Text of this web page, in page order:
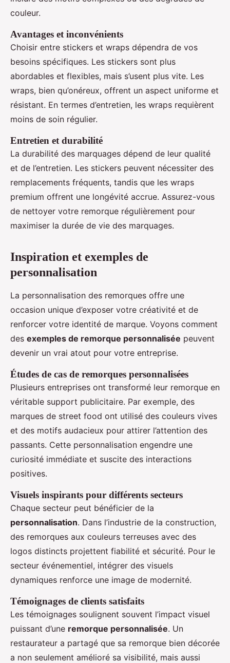
couleur.
Avantages et inconvénients
Choisir entre stickers et wraps dépendra de vos
besoins spécifiques. Les stickers sont plus
abordables et flexibles, mais s’usent plus vite. Les
wraps, bien qu’onéreux, offrent un aspect uniforme et
résistant. En termes d’entretien, les wraps requièrent
moins de soin régulier.
Entretien et durabilité
La durabilité des marquages dépend de leur qualité
et de l’entretien. Les stickers peuvent nécessiter des
remplacements fréquents, tandis que les wraps
premium offrent une longévité accrue. Assurez-vous
de nettoyer votre remorque régulièrement pour
maximiser la durée de vie des marquages.
Inspiration et exemples de
personnalisation
La personnalisation des remorques offre une
occasion unique d’exposer votre créativité et de
renforcer votre identité de marque. Voyons comment
des exemples de remorque personnalisée peuvent
devenir un vrai atout pour votre entreprise.
Études de cas de remorques personnalisées
Plusieurs entreprises ont transformé leur remorque en
véritable support publicitaire. Par exemple, des
marques de street food ont utilisé des couleurs vives
et des motifs audacieux pour attirer l’attention des
passants. Cette personnalisation engendre une
curiosité immédiate et suscite des interactions
positives.
Visuels inspirants pour différents secteurs
Chaque secteur peut bénéficier de la
personnalisation. Dans l’industrie de la construction,
des remorques aux couleurs terreuses avec des
logos distincts projettent fiabilité et sécurité. Pour le
secteur événementiel, intégrer des visuels
dynamiques renforce une image de modernité.
Témoignages de clients satisfaits
Les témoignages soulignent souvent l’impact visuel
puissant d’une remorque personnalisée. Un
restaurateur a partagé que sa remorque bien décorée
a non seulement amélioré sa visibilité, mais aussi